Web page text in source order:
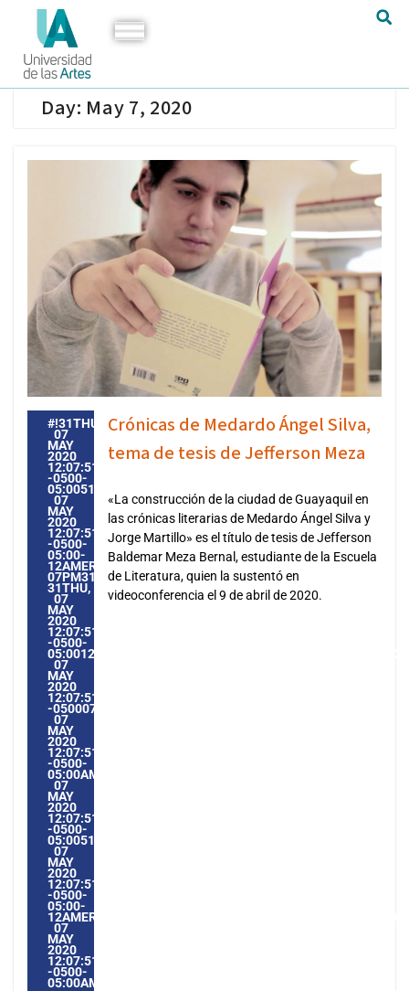
Day: May 7, 2020
#!31THU,
07
MAY
2020
12:07:51
-0500-
05:005131#31THU,
07
MAY
2020
12:07:51
-0500-
05:00-
12AMERICA/GUAYAQUIL3131AMERICA/GUAYAQUIL202031
07PM31PM-
31THU,
07
MAY
2020
12:07:51
-0500-
05:0012AMERICA/GUAYAQUIL3131AMERICA/
07
MAY
2020
12:07:51
-05000712075PMTHURSDAY=1009#!31THU,
07
MAY
2020
12:07:51
-0500-
05:00AMERICA/GUAYAQUIL5#MAY#!31THU,
07
MAY
2020
12:07:51
-0500-
05:005131#/31THU,
07
MAY
2020
12:07:51
-0500-
05:00-
12AMERICA/GUAYAQUIL3131AMERICA/
07
MAY
2020
12:07:51
-0500-
05:00AMERICA/GUAYAQUIL5#
Crónicas de Medardo Ángel Silva,
tema de tesis de Jefferson Meza
«La construcción de la ciudad de Guayaquil en
las crónicas literarias de Medardo Ángel Silva y
Jorge Martillo» es el título de tesis de Jefferson
Baldemar Meza Bernal, estudiante de la Escuela
de Literatura, quien la sustentó en
videoconferencia el 9 de abril de 2020.